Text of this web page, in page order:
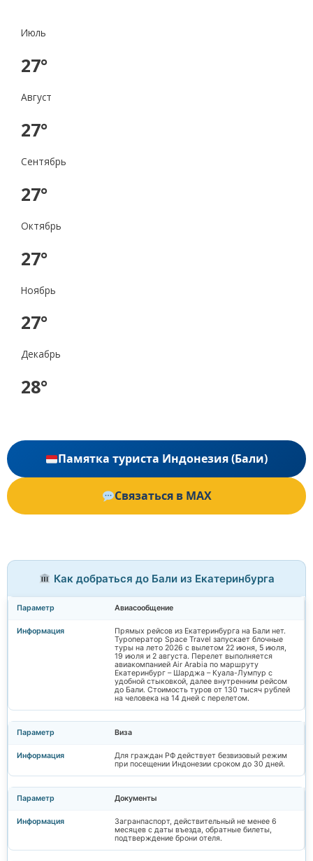
Июль
27°
Август
27°
Сентябрь
27°
Октябрь
27°
Ноябрь
27°
Декабрь
28°
Памятка туриста Индонезия (Бали)
Связаться в MAX
Как добраться до Бали из Екатеринбурга
Авиасообщение
Прямых рейсов из Екатеринбурга на Бали нет.
Туроператор Space Travel запускает блочные
туры на лето 2026 с вылетом 22 июня, 5 июля,
19 июля и 2 августа. Перелет выполняется
авиакомпанией Air Arabia по маршруту
Екатеринбург – Шарджа – Куала-Лумпур с
удобной стыковкой, далее внутренним рейсом
до Бали. Стоимость туров от 130 тысяч рублей
на человека на 14 дней с перелетом.
Виза
Для граждан РФ действует безвизовый режим
при посещении Индонезии сроком до 30 дней.
Документы
Загранпаспорт, действительный не менее 6
месяцев с даты въезда, обратные билеты,
подтверждение брони отеля.